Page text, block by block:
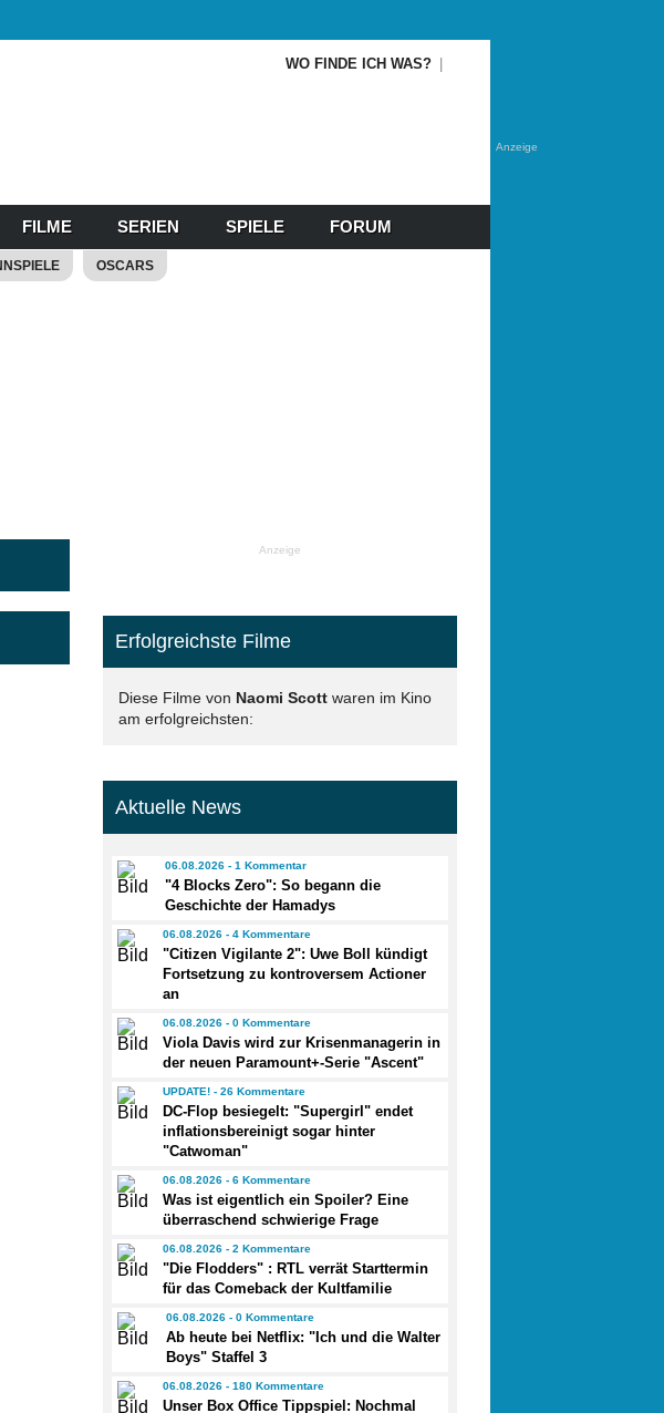
Anzeige
WO FINDE ICH WAS?
FILME SERIEN SPIELE FORUM
OSCARS
Anzeige
Erfolgreichste Filme
Diese Filme von Naomi Scott waren im Kino
am erfolgreichsten:
Aktuelle News
06.08.2026 - 1 Kommentar
"4 Blocks Zero": So begann die
Geschichte der Hamadys
06.08.2026 - 4 Kommentare
"Citizen Vigilante 2": Uwe Boll kündigt
Fortsetzung zu kontroversem Actioner
an
06.08.2026 - 0 Kommentare
Viola Davis wird zur Krisenmanagerin in
der neuen Paramount+-Serie "Ascent"
UPDATE! - 26 Kommentare
DC-Flop besiegelt: "Supergirl" endet
inflationsbereinigt sogar hinter
"Catwoman"
06.08.2026 - 6 Kommentare
Was ist eigentlich ein Spoiler? Eine
überraschend schwierige Frage
06.08.2026 - 2 Kommentare
"Die Flodders" : RTL verrät Starttermin
für das Comeback der Kultfamilie
06.08.2026 - 0 Kommentare
Ab heute bei Netflix: "Ich und die Walter
Boys" Staffel 3
06.08.2026 - 180 Kommentare
Unser Box Office Tippspiel: Nochmal